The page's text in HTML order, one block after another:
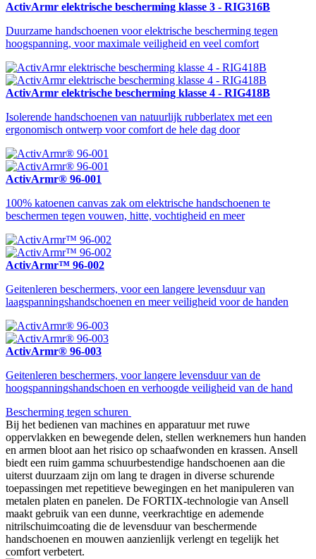
ActivArmr elektrische bescherming klasse 3 - RIG316B
Duurzame handschoenen voor elektrische bescherming tegen
hoogspanning, voor maximale veiligheid en veel comfort
ActivArmr elektrische bescherming klasse 4 - RIG418B
Isolerende handschoenen van natuurlijk rubberlatex met een
ergonomisch ontwerp voor comfort de hele dag door
ActivArmr® 96-001
100% katoenen canvas zak om elektrische handschoenen te
beschermen tegen vouwen, hitte, vochtigheid en meer
ActivArmr™ 96-002
Geitenleren beschermers, voor een langere levensduur van
laagspanningshandschoenen en meer veiligheid voor de handen
ActivArmr® 96-003
Geitenleren beschermers, voor langere levensduur van de
hoogspanningshandschoen en verhoogde veiligheid van de hand
Bescherming tegen schuren
Bij het bedienen van machines en apparatuur met ruwe
oppervlakken en bewegende delen, stellen werknemers hun handen
en armen bloot aan het risico op schaafwonden en krassen. Ansell
biedt een ruim gamma schuurbestendige handschoenen aan die
uiterst duurzaam zijn om lang te dragen in diverse schurende
toepassingen met repetitieve bewegingen en het manipuleren van
metalen platen en panelen. De FORTIX-technologie van Ansell
maakt gebruik van een dunne, veerkrachtige en ademende
nitrilschuimcoating die de levensduur van beschermende
handschoenen en mouwen aanzienlijk verlengt en tegelijk het
comfort verbetert.